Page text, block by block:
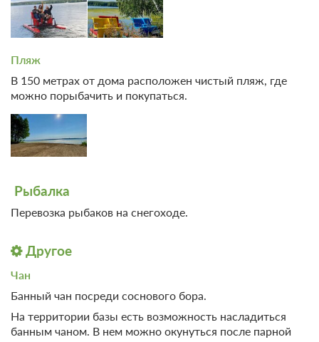
руб сейчас и 2700 руб до 13.08.2026, 16:00
6 000
Еще 5 тарифов
13 фото
Пляж
В 150 метрах от дома расположен чистый пляж, где
можно порыбачить и покупаться.
Рыбалка
Перевозка рыбаков на снегоходе.
Другое
Чан
Банный чан посреди соснового бора.
На территории базы есть возможность насладиться
банным чаном. В нем можно окунуться после парной